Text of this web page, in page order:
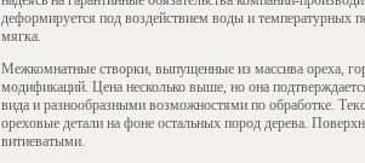
деформируется под воздействием воды и температурных
мягка.
Межкомнатные створки, выпущенные из массива ореха,
модификаций. Цена несколько выше, но она
вида и разнообразными возможностями по обработке.
ореховые детали на фоне остальных пород дерева.
витиеватыми.